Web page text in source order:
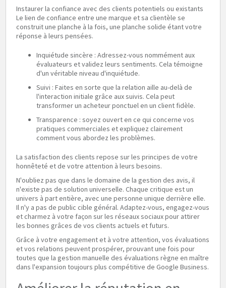
Instaurer la confiance avec des clients potentiels ou existants
Le lien de confiance entre une marque et sa clientèle se
construit une planche à la fois, une planche solide étant votre
réponse à leurs pensées.
Inquiétude sincère : Adressez-vous nommément aux
évaluateurs et validez leurs sentiments. Cela témoigne
d'un véritable niveau d'inquiétude.
Suivi : Faites en sorte que la relation aille au-delà de
l'interaction initiale grâce aux suivis. Cela peut
transformer un acheteur ponctuel en un client fidèle.
Transparence : soyez ouvert en ce qui concerne vos
pratiques commerciales et expliquez clairement
comment vous abordez les problèmes.
La satisfaction des clients repose sur les principes de votre
honnêteté et de votre attention à leurs besoins.
N'oubliez pas que dans le domaine de la gestion des avis, il
n'existe pas de solution universelle. Chaque critique est un
univers à part entière, avec une personne unique derrière elle.
Il n'y a pas de public cible général. Adaptez-vous, engagez-vous
et charmez à votre façon sur les réseaux sociaux pour attirer
les bonnes grâces de vos clients actuels et futurs.
Grâce à votre engagement et à votre attention, vos évaluations
et vos relations peuvent prospérer, prouvant une fois pour
toutes que la gestion manuelle des évaluations règne en maître
dans l'expansion toujours plus compétitive de Google Business.